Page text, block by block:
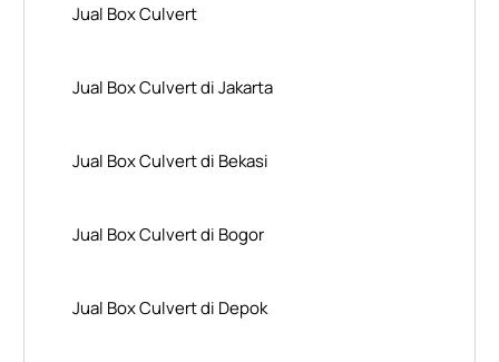
Jual Box Culvert
Jual Box Culvert di Jakarta
Jual Box Culvert di Bekasi
Jual Box Culvert di Bogor
Jual Box Culvert di Depok